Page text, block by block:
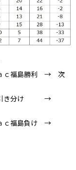
ｃ福島勝利 → 次
引き分け →
ｃ福島負け →